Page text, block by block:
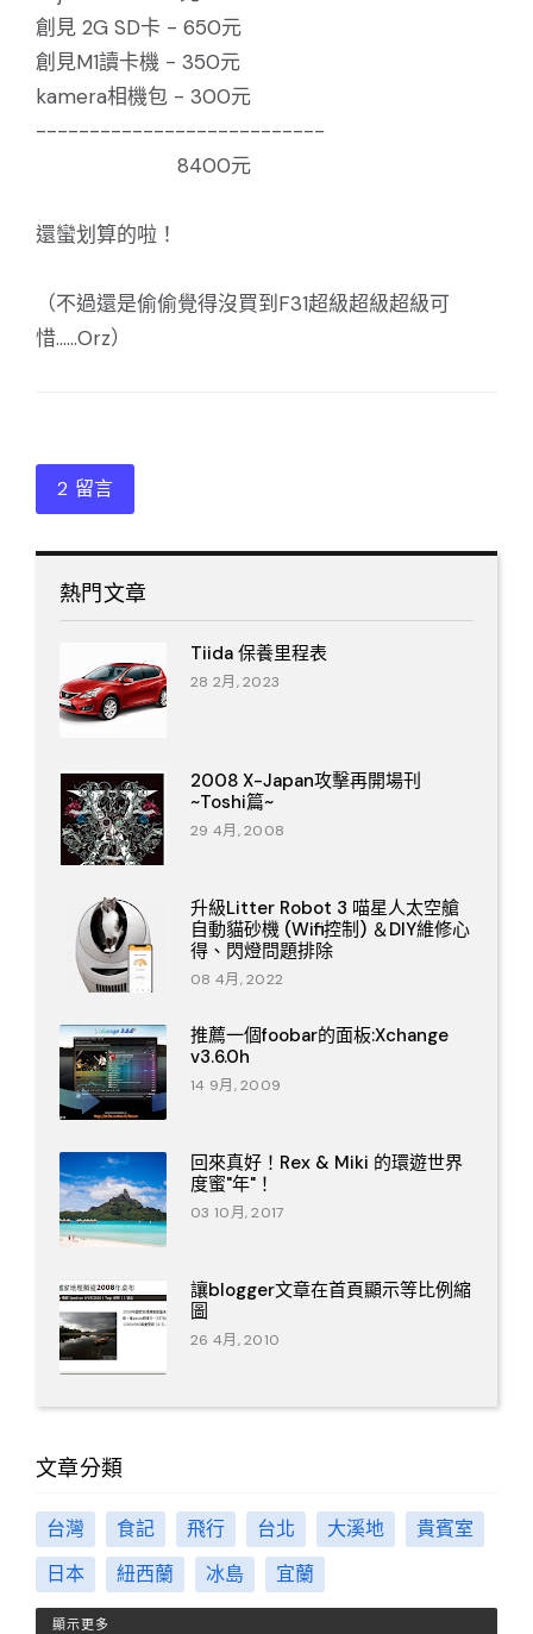
創見 2G SD卡 - 650元
創見M1讀卡機 - 350元
kamera相機包 - 300元
---------------------------
8400元
還蠻划算的啦！
（不過還是偷偷覺得沒買到F31超級超級超級可
惜......Orz）
2 留言
熱門文章
Tiida 保養里程表
28 2月, 2023
2008 X-Japan攻擊再開場刊
~Toshi篇~
29 4月, 2008
升級Litter Robot 3 喵星人太空艙
自動貓砂機 (Wifi控制) ＆DIY維修心
得、閃燈問題排除
08 4月, 2022
推薦一個foobar的面板:Xchange
v3.6.0h
14 9月, 2009
回來真好！Rex & Miki 的環遊世界
度蜜"年"！
03 10月, 2017
讓blogger文章在首頁顯示等比例縮
圖
26 4月, 2010
文章分類
台灣 食記 飛行 台北 大溪地
貴賓室
日本
紐西蘭 冰島 宜蘭
顯示更多